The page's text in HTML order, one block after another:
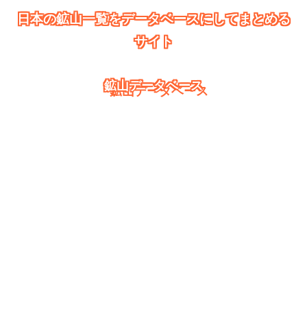
日本の鉱山一覧をデータベースにしてまとめる
サイト
鉱山データベース